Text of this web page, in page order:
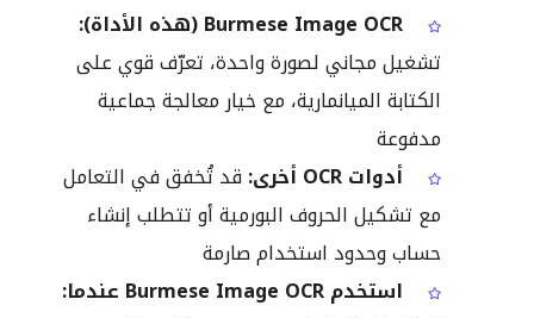
Burmese Image OCR (هذه الأداة):
تشغيل مجاني لصورة واحدة، تعرّف قوي على
الكتابة الميانمارية، مع خيار معالجة جماعية
مدفوعة
أدوات OCR أخرى:
قد تُخفق في التعامل
مع تشكيل الحروف البورمية أو تتطلب إنشاء
حساب وحدود استخدام صارمة
استخدم Burmese Image OCR عندما: